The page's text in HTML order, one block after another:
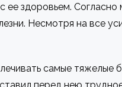
ее здоровьем.
Несмотря на все
самые тяжелые